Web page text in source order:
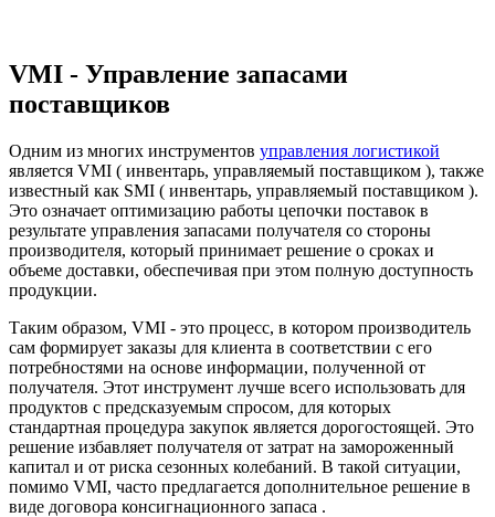
VMI - Управление запасами
поставщиков
Одним из многих инструментов управления логистикой
является VMI ( инвентарь, управляемый поставщиком ), также
известный как SMI ( инвентарь, управляемый поставщиком ).
Это означает оптимизацию работы цепочки поставок в
результате управления запасами получателя со стороны
производителя, который принимает решение о сроках и
объеме доставки, обеспечивая при этом полную доступность
продукции.
Таким образом, VMI - это процесс, в котором производитель
сам формирует заказы для клиента в соответствии с его
потребностями на основе информации, полученной от
получателя. Этот инструмент лучше всего использовать для
продуктов с предсказуемым спросом, для которых
стандартная процедура закупок является дорогостоящей. Это
решение избавляет получателя от затрат на замороженный
капитал и от риска сезонных колебаний. В такой ситуации,
помимо VMI, часто предлагается дополнительное решение в
виде договора консигнационного запаса .